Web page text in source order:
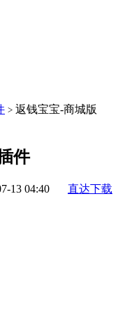
> 返钱宝宝-商城版
件
13 04:40 直达下载